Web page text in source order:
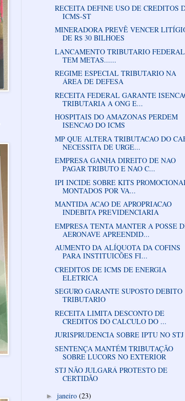
RECEITA DEFINE USO DE CREDITOS
ICMS-ST
MINERADORA PREVÊ VENCER
DE R$ 30 BILHOES
LANCAMENTO TRIBUTARIO FEDERAL
TEM METAS......
REGIME ESPECIAL TRIBUTARIO NA
ÁREA DE DEFESA
RECEITA FEDERAL GARANTE
TRIBUTARIA A ONG E...
HOSPITAIS DO AMAZONAS PERDEM
ISENCAO DO ICMS
MP QUE ALTERA TRIBUTACAO DO
NECESSITA DE URGE...
EMPRESA GANHA DIREITO DE NAO
PAGAR TRIBUTO E NAO C...
IPI INCIDE SOBRE KITS
MONTADOS POR VA...
MANTIDA ACAO DE APROPRIACAO
INDEBITA PREVIDENCIARIA
EMPRESA TENTA MANTER A POSSE
AERONAVE APREENDID...
AUMENTO DA ALÍQUOTA DA COFINS
PARA INSTITUICÕES FI...
CREDITOS DE ICMS DE ENERGIA
ELETRICA
SEGURO GARANTE SUPOSTO DEBITO
TRIBUTARIO
RECEITA LIMITA DESCONTO DE
CREDITOS DO CALCULO DO ...
JURISPRUDENCIA SOBRE IPTU NO STJ
SENTENÇA MANTÉM TRIBUTAÇÃO
SOBRE LUCORS NO EXTERIOR
STJ NÃO JULGARÁ PROTESTO DE
CERTIDÃO
► janeiro (23)